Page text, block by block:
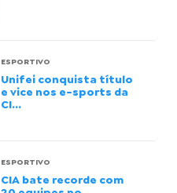
ESPORTIVO
Unifei conquista título
e vice nos e-sports da
CI...
ESPORTIVO
CIA bate recorde com